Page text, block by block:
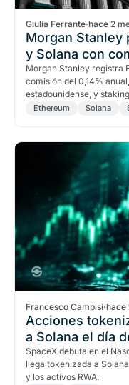
Giulia Ferrante·hace 2
Morgan Stanley
y Solana con
Morgan Stanley registra
comisión del 0,14%
estadounidense, y
Ethereum Solana
Francesco Campisi·hace
Acciones
a Solana el día
SpaceX debuta en el
llega tokenizada a
y los activos RWA.